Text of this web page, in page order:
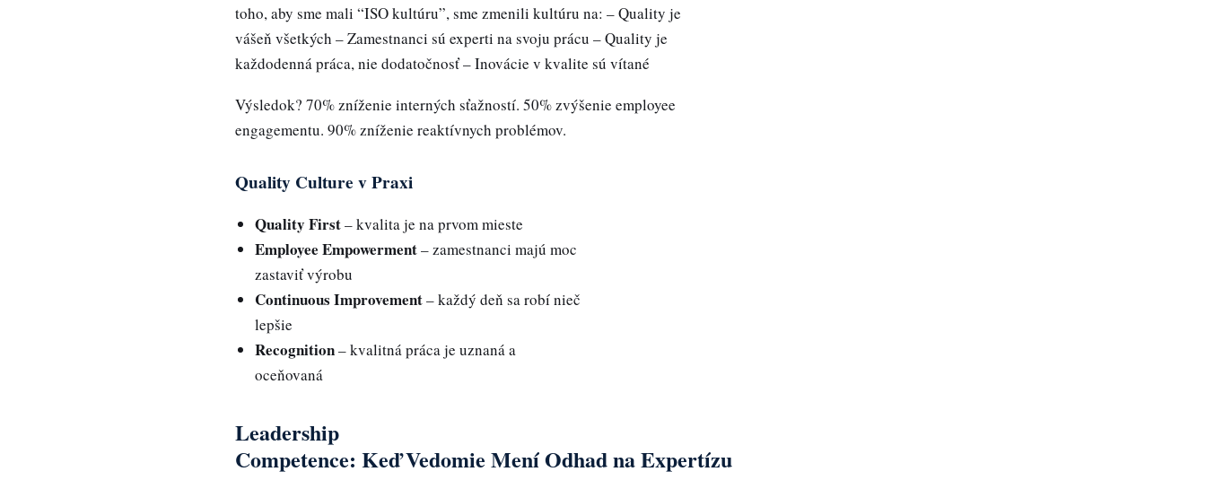
toho, aby sme mali “ISO kultúru”, sme zmenili kultúru na: – Quality je
vášeň všetkých – Zamestnanci sú experti na svoju prácu – Quality je
každodenná práca, nie dodatočnosť – Inovácie v kvalite sú vítané
Výsledok? 70% zníženie interných sťažností. 50% zvýšenie employee
engagementu. 90% zníženie reaktívnych problémov.
Quality Culture v Praxi
Quality First– kvalita je na prvom mieste
Employee Empowerment– zamestnanci majú moc
zastaviť výrobu
Continuous Improvement– každý deň sa robí nieč
lepšie
Recognition– kvalitná práca je uznaná a
oceňovaná
Leadership
Competence: Keď Vedomie Mení Odhad na Expertízu